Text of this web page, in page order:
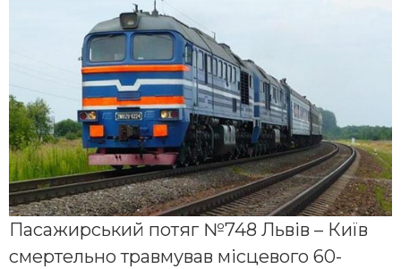
Пасажирський потяг №748 Львів – Київ
смертельно травмував місцевого 60-